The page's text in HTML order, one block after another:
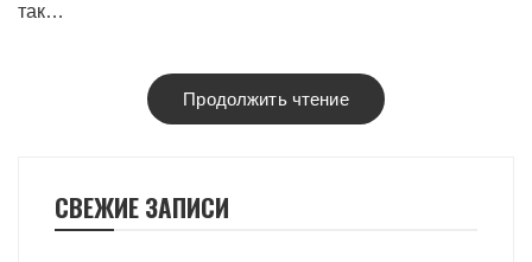
так…
Продолжить чтение
СВЕЖИЕ ЗАПИСИ